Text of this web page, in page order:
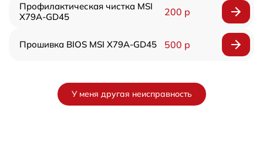
Профилактическая чистка MSI
X79A-GD45
200 р
Прошивка BIOS MSI X79A-GD45 500 р
У меня другая неисправность